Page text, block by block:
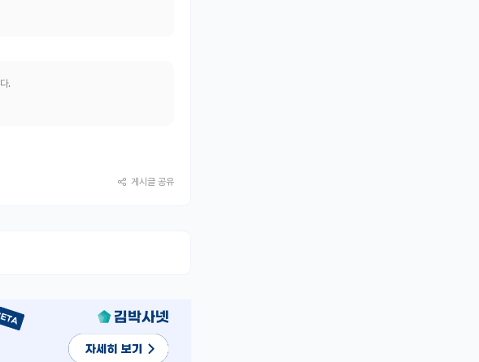
.
게시글 공유